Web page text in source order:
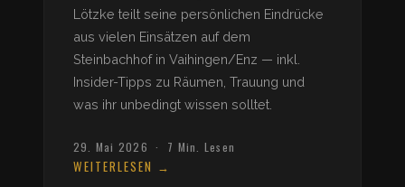
Lötzke teilt seine persönlichen Eindrücke
aus vielen Einsätzen auf dem
Steinbachhof in Vaihingen/Enz — inkl.
Insider-Tipps zu Räumen, Trauung und
was ihr unbedingt wissen solltet.
29. Mai 2026 · 7 Min. Lesen
WEITERLESEN →